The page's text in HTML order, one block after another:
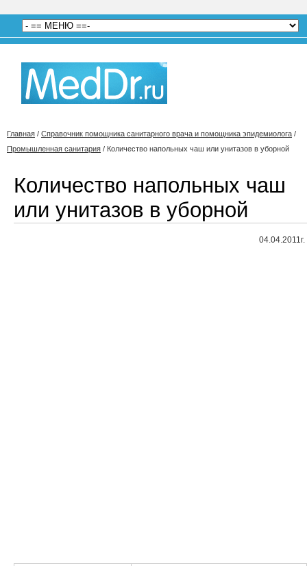
Главная / Справочник помощника санитарного врача и помощника эпидемиолога /
Промышленная санитария / Количество напольных чаш или унитазов в уборной
Количество напольных чаш
или унитазов в уборной
04.04.2011г.